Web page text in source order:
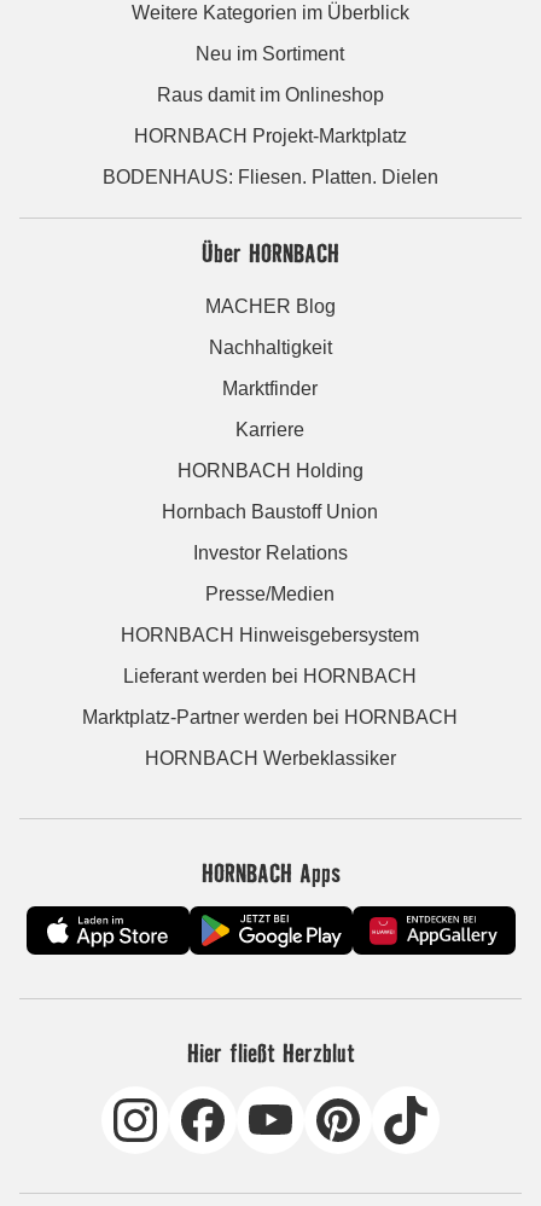
Weitere Kategorien im Überblick
Neu im Sortiment
Raus damit im Onlineshop
HORNBACH Projekt-Marktplatz
BODENHAUS: Fliesen. Platten. Dielen
Über HORNBACH
MACHER Blog
Nachhaltigkeit
Marktfinder
Karriere
HORNBACH Holding
Hornbach Baustoff Union
Investor Relations
Presse/Medien
HORNBACH Hinweisgebersystem
Lieferant werden bei HORNBACH
Marktplatz-Partner werden bei HORNBACH
HORNBACH Werbeklassiker
HORNBACH Apps
Hier fließt Herzblut